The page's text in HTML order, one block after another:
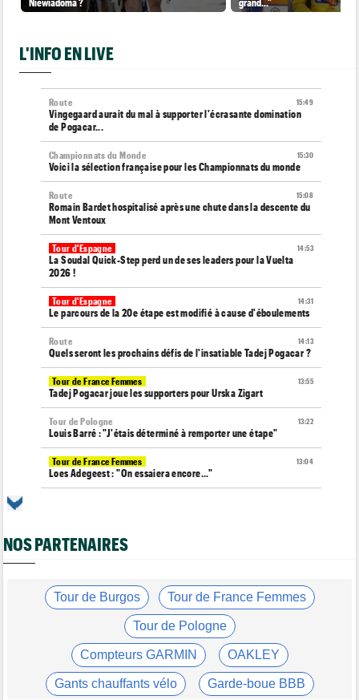
L'INFO EN LIVE
15:49
Route
Vingegaard aurait du mal à supporter l'écrasante domination
de Pogacar...
15:30
Championnats du Monde
Voici la sélection française pour les Championnats du monde
15:08
Route
Romain Bardet hospitalisé après une chute dans la descente du
Mont Ventoux
14:53
Tour d'Espagne
La Soudal Quick-Step perd un de ses leaders pour la Vuelta
2026 !
14:31
Tour d'Espagne
Le parcours de la 20e étape est modifié à cause d'éboulements
14:13
Route
Quels seront les prochains défis de l'insatiable Tadej Pogacar ?
13:55
Tour de France Femmes
Tadej Pogacar joue les supporters pour Urska Zigart
13:22
Tour de Pologne
Louis Barré : "J'étais déterminé à remporter une étape"
13:04
Tour de France Femmes
Loes Adegeest : "On essaiera encore..."
Tour de France Femmes
Puck Pieterse : "Je ne sais pas à quoi m'attendre"
Niedermaier : "J’ai dit à Kasia que ce n’est pas fini"
Tour de France Femmes
Lorena Wiebes : "Je dois encore finir..."
Tour d'Espagne
Pas encore remis, Primoz Roglic pourrait manquer La Vuelta
NOS PARTENAIRES
Tour de Burgos Tour de France Femmes
Tour de Pologne
Compteurs GARMIN OAKLEY
Gants chauffants vélo Garde-boue BBB